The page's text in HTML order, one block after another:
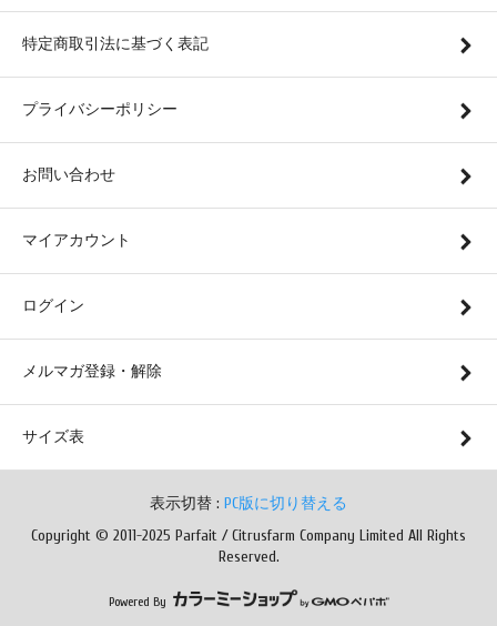
特定商取引法に基づく表記
プライバシーポリシー
お問い合わせ
マイアカウント
ログイン
メルマガ登録・解除
サイズ表
表示切替 : PC版に切り替える
Copyright © 2011-2025 Parfait / Citrusfarm Company Limited All Rights
Reserved.
Powered By